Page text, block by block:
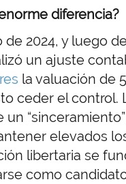
diferencia?
2024, y luego
un ajuste
la valuación de
ceder el control.
elevados
libertaria se
como